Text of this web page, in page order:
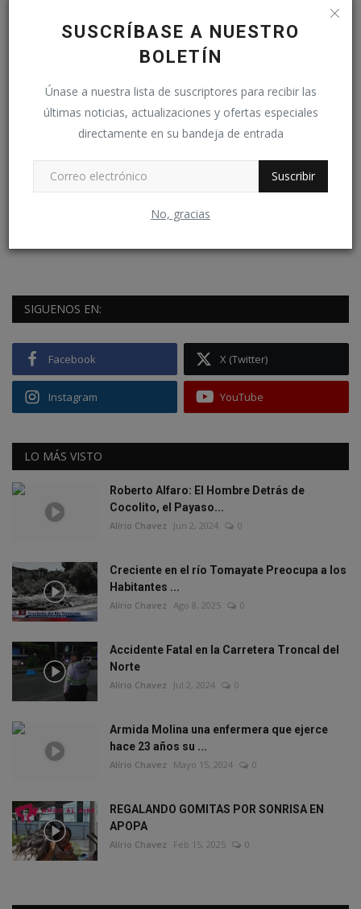
SUSCRÍBASE A NUESTRO
BOLETÍN
Únase a nuestra lista de suscriptores para recibir las
últimas noticias, actualizaciones y ofertas especiales
directamente en su bandeja de entrada
Suscribir
No, gracias
Publicar comentario
SIGUENOS EN:
Facebook X (Twitter)
Instagram YouTube
LO MÁS VISTO
Roberto Alfaro: El Hombre Detrás de
Cocolito, el Payaso...
Alírio Chavez Jun 2, 2024 0
Creciente en el río Tomayate Preocupa a los
Habitantes ...
Alírio Chavez Ago 8, 2025 0
Accidente Fatal en la Carretera Troncal del
Norte
Alírio Chavez Jul 2, 2024 0
Armida Molina una enfermera que ejerce
hace 23 años su ...
Alírio Chavez Mayo 15, 2024 0
REGALANDO GOMITAS POR SONRISA EN
APOPA
Alírio Chavez Feb 15, 2025 0